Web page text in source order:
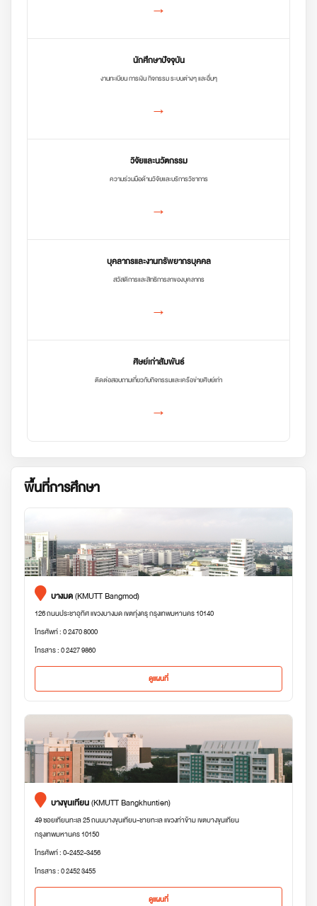
→
นักศึกษาปัจจุบัน
งานทะเบียน การเงิน กิจกรรม ระบบต่างๆ และอื่นๆ
→
วิจัยและนวัตกรรม
ความร่วมมือด้านวิจัยและบริการวิชาการ
→
บุคลากรและงานทรัพยากรบุคคล
สวัสดิการและสิทธิการลาของบุคลากร
→
ศิษย์เก่าสัมพันธ์
ติดต่อสอบถามเกี่ยวกับกิจกรรมและเครือข่ายศิษย์เก่า
→
พื้นที่การศึกษา
บางมด(KMUTT Bangmod)
126 ถนนประชาอุทิศ แขวงบางมด เขตทุ่งครุ กรุงเทพมหานคร 10140
โทรศัพท์ : 0 2470 8000
โทรสาร : 0 2427 9860
ดูแผนที่
บางขุนเทียน(KMUTT Bangkhuntien)
49 ซอยเทียนทะเล 25 ถนนบางขุนเทียน-ชายทะเล แขวงท่าข้าม เขตบางขุนเทียน
กรุงเทพมหานคร 10150
โทรศัพท์ : 0-2452-3456
โทรสาร : 0 2452 3455
ดูแผนที่